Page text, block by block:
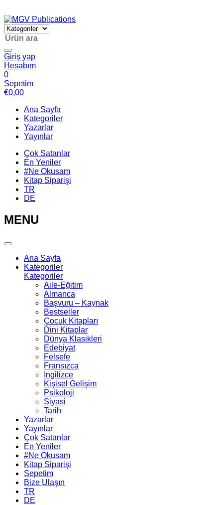
Giriş yap
Hesabım
0
Sepetim
€0,00
Ana Sayfa
Kategoriler
Yazarlar
Yayınlar
Çok Satanlar
En Yeniler
#Ne Okusam
Kitap Siparişi
TR
DE
MENU
Ana Sayfa
Kategoriler
Kategoriler
Aile-Eğitim
Almanca
Başvuru – Kaynak
Bestseller
Çocuk Kitapları
Dini Kitaplar
Dünya Klasikleri
Edebiyat
Felsefe
Fransızca
Ingilizce
Kişisel Gelişim
Psikoloji
Siyasi
Tarih
Yazarlar
Yayınlar
Çok Satanlar
En Yeniler
#Ne Okusam
Kitap Siparişi
Sepetim
Bize Ulaşın
TR
DE